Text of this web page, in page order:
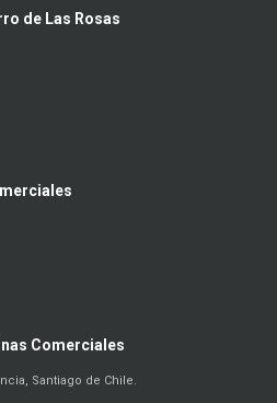
de Las Rosas
Comerciales
Santiago de Chile.